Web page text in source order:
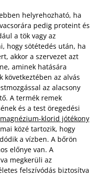
helyrehozható, ha
pedig proteint és
a tök vagy az
hogy sötétedés után, ha
akkor a szervezet azt
aminek hatására
az alvás
az alacsony
A termék remek
és a test öregedési
magnézium-klorid jótékony
közé tartozik, hogy
a vízben. A bőrön
előnye van. A
megkerüli az
felszívódás biztosítva